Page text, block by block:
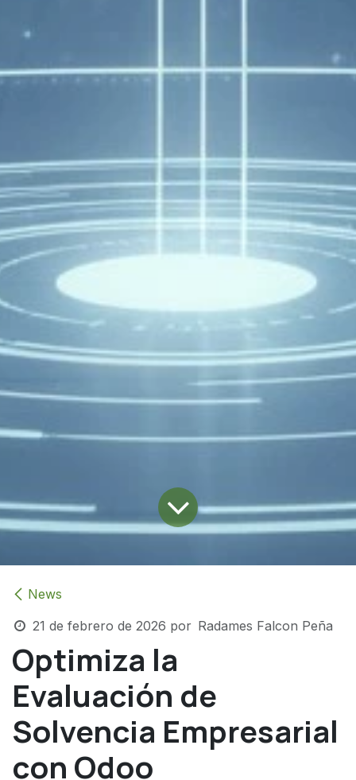
News
21 de febrero de 2026 por Radames Falcon Peña
Optimiza la
Evaluación de
Solvencia Empresarial
con Odoo